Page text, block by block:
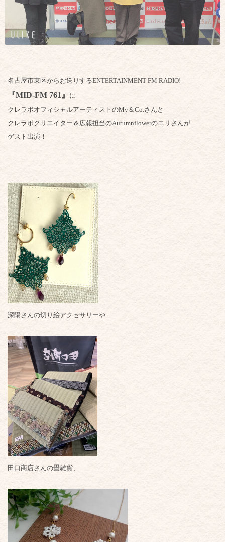
名古屋市東区からお送りするENTERTAINMENT FM RADIO!
『MID-FM 761』
に
クレラボオフィシャルアーティストのMy＆Co.さんと
クレラボクリエイター＆広報担当のAutumnflowerのエリさんが
ゲスト出演！
深陽さんの切り絵アクセサリーや
田口商店さんの畳雑貨、